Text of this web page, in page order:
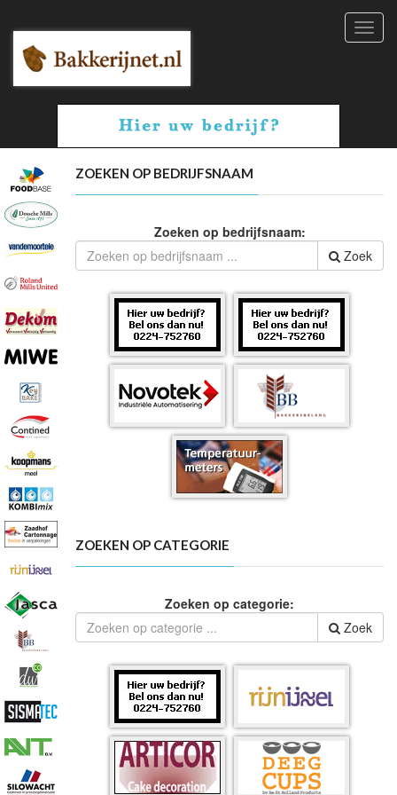
ZOEKEN OP BEDRIJFSNAAM
Zoeken op bedrijfsnaam:
Zoek
ZOEKEN OP CATEGORIE
Zoeken op categorie:
Zoek